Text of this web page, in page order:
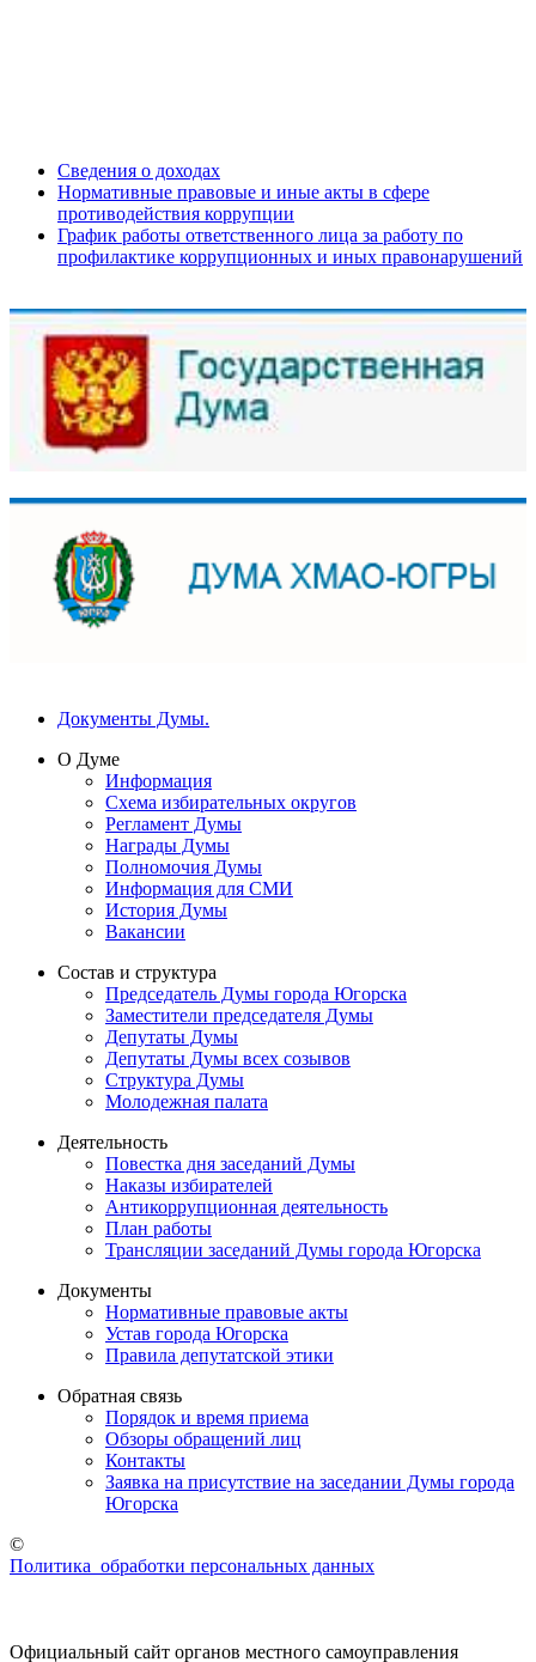
Сведения о доходах
Нормативные правовые и иные акты в сфере
противодействия коррупции
График работы ответственного лица за работу по
профилактике коррупционных и иных правонарушений
Документы Думы.
О Думе
Информация
Схема избирательных округов
Регламент Думы
Награды Думы
Полномочия Думы
Информация для СМИ
История Думы
Вакансии
Состав и структура
Председатель Думы города Югорска
Заместители председателя Думы
Депутаты Думы
Депутаты Думы всех созывов
Структура Думы
Молодежная палата
Деятельность
Повестка дня заседаний Думы
Наказы избирателей
Антикоррупционная деятельность
План работы
Трансляции заседаний Думы города Югорска
Документы
Нормативные правовые акты
Устав города Югорска
Правила депутатской этики
Обратная связь
Порядок и время приема
Обзоры обращений лиц
Контакты
Заявка на присутствие на заседании Думы города
Югорска
©
Политика обработки персональных данных
Официальный сайт органов местного самоуправления